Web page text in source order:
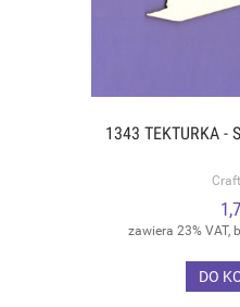
1343 TEKTURKA -
zawiera 23% VAT,
DO